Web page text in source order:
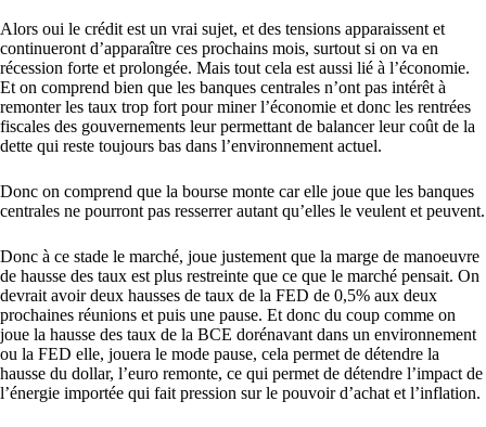
Alors oui le crédit est un vrai sujet, et des tensions apparaissent et
continueront d’apparaître ces prochains mois, surtout si on va en
récession forte et prolongée. Mais tout cela est aussi lié à l’économie.
Et on comprend bien que les banques centrales n’ont pas intérêt à
remonter les taux trop fort pour miner l’économie et donc les rentrées
fiscales des gouvernements leur permettant de balancer leur coût de la
dette qui reste toujours bas dans l’environnement actuel.
Donc on comprend que la bourse monte car elle joue que les banques
centrales ne pourront pas resserrer autant qu’elles le veulent et peuvent.
Donc à ce stade le marché, joue justement que la marge de manoeuvre
de hausse des taux est plus restreinte que ce que le marché pensait. On
devrait avoir deux hausses de taux de la FED de 0,5% aux deux
prochaines réunions et puis une pause. Et donc du coup comme on
joue la hausse des taux de la BCE dorénavant dans un environnement
ou la FED elle, jouera le mode pause, cela permet de détendre la
hausse du dollar, l’euro remonte, ce qui permet de détendre l’impact de
l’énergie importée qui fait pression sur le pouvoir d’achat et l’inflation.